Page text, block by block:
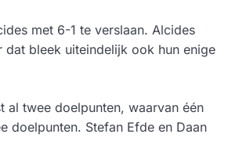
met 6-1 te verslaan. Alcides
bleek uiteindelijk ook hun enige
al twee doelpunten, waarvan één
doelpunten. Stefan Efde en Daan